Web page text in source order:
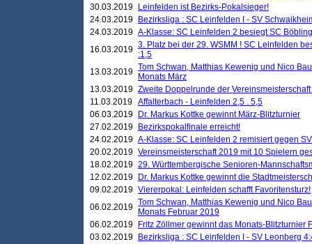
30.03.2019
Leinfelden ist Bezirks-Pokalsieger!
24.03.2019
Bezirksliga : SC Leinfelden I - SV
24.03.2019 A-Klasse: SC Leinfelden 2 besiegt SC
16.03.2019 3. Platz bei der 29. WSMM ! SC Leinfelden
:1,5
13.03.2019 Tom Schwan, Matthias Kewenig und Nico
Monats März
13.03.2019 Zweite Doppelrunde der
11.03.2019 Affalterbach - Leinfelden 2,5 . 5,5
06.03.2019
Dr. Markus Kottke gewinnt März-Blitzturnier
27.02.2019
Bezirkspokalfinale erreicht!
24.02.2019 A-Klasse: SC Leinfelden 2 remisiert gegen
20.02.2019 Vereinsmeisterschaft 2019 mit 10 Spielern
18.02.2019 29. Württembergische Senioren-
12.02.2019
Dr. Markus Kottke gewinnt die
09.02.2019 Viererpokal: Leinfelden schafft Favoritensturz!
06.02.2019 Tom Schwan, Matthias Kewenig und Nico
Monats Februar 2019
06.02.2019
Fritz Zöllmer gewinnt das Monats-Blitzturnier
03.02.2019
Bezirksliga : SC Leinfelden I - SV Leonberg